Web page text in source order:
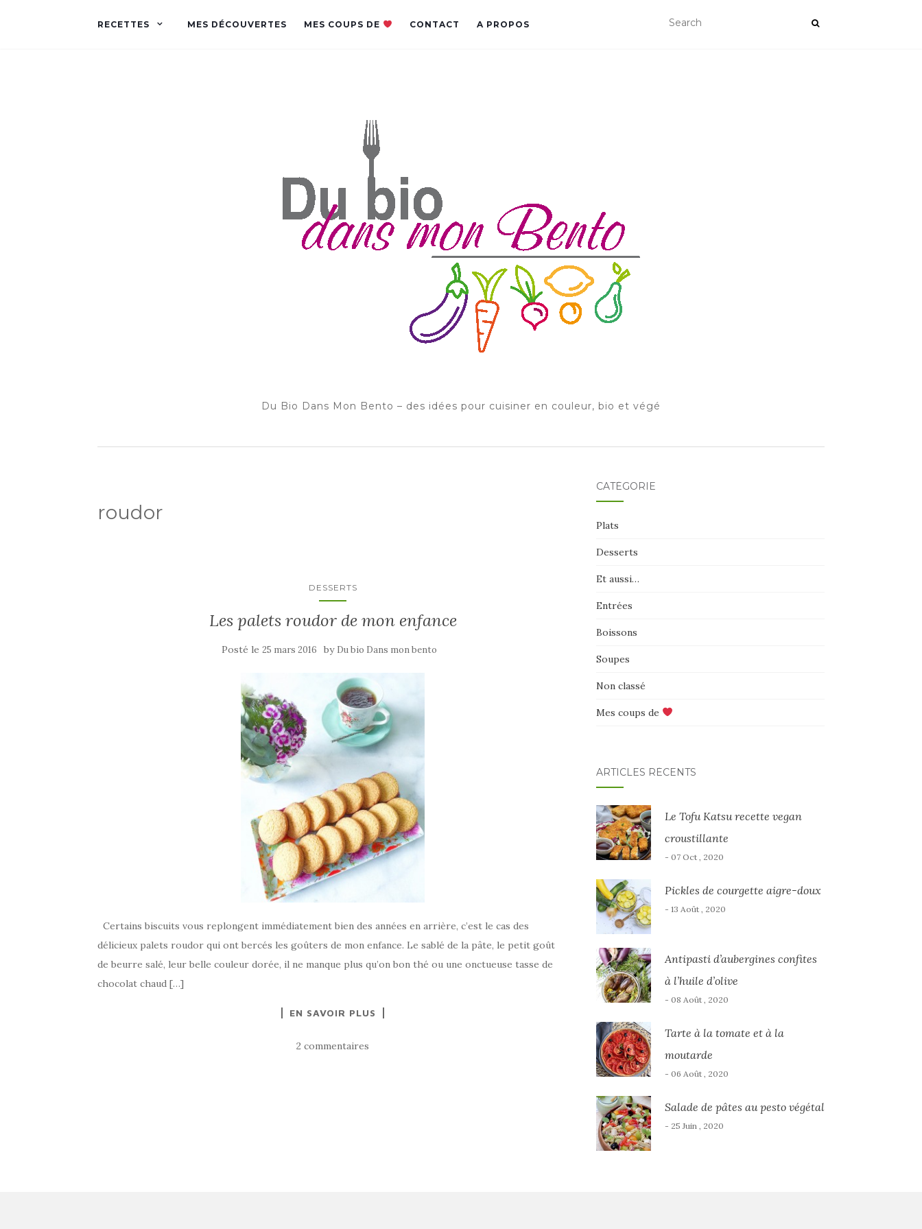
RECETTES MES DÉCOUVERTES MES COUPS DE CONTACT A PROPOS
Du Bio Dans Mon Bento – des idées pour cuisiner en couleur, bio et végé
roudor
DESSERTS
Les palets roudor de mon enfance
Posté le25 mars 2016 by Du bio Dans mon bento
Certains biscuits vous replongent immédiatement bien des années en arrière, c’est le cas des
délicieux palets roudor qui ont bercés les goûters de mon enfance. Le sablé de la pâte, le petit goût
de beurre salé, leur belle couleur dorée, il ne manque plus qu’on bon thé ou une onctueuse tasse de
chocolat chaud […]
EN SAVOIR PLUS
2 commentaires
CATÉGORIE
Plats
Desserts
Et aussi…
Entrées
Boissons
Soupes
Non classé
Mes coups de
ARTICLES RÉCENTS
Le Tofu Katsu recette vegan
croustillante
- 07 Oct , 2020
Pickles de courgette aigre-doux
- 13 Août , 2020
Antipasti d’aubergines confites
à l’huile d’olive
- 08 Août , 2020
Tarte à la tomate et à la
moutarde
- 06 Août , 2020
Salade de pâtes au pesto végétal
- 25 Juin , 2020